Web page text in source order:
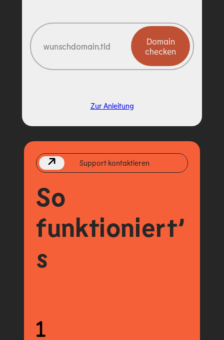
Domain
checken
Zur Anleitung
So
funktioniert’
s
Support kontaktieren